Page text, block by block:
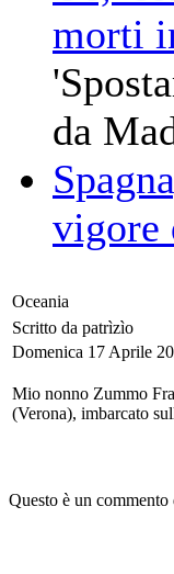
morti
da
vigore
Oceania
Scritto da patrìzìo
Domenica 17 Aprile
Mio nonno Zummo
(Verona), imbarcato
Questo è un commento